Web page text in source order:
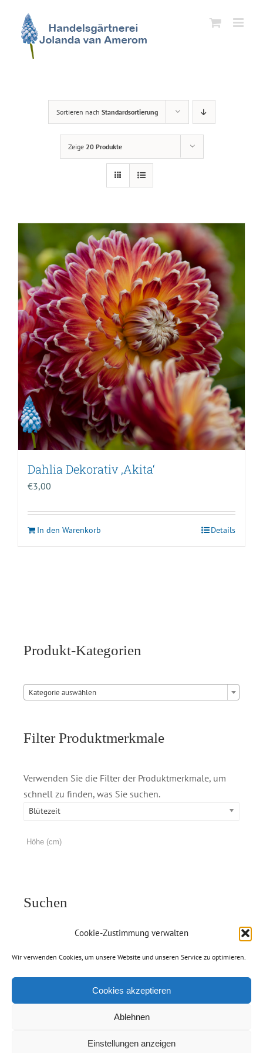
Cookie-Zustimmung verwalten
Wir verwenden Cookies, um unsere Website und unseren Service zu optimieren.
Cookies akzeptieren
Ablehnen
Einstellungen anzeigen
Inhalt
springen
Sortieren nach Standardsortierung
Zeige 20 Produkte
Dahlia Dekorativ ‚Akita‘
€3,00
In den Warenkorb Details
Produkt-Kategorien
Kategorie auswählen
Filter Produktmerkmale
Verwenden Sie die Filter der Produktmerkmale, um
schnell zu finden, was Sie suchen.
Blütezeit
Suchen
2026 | Handelsgärtnerei Jolanda van Amerom |